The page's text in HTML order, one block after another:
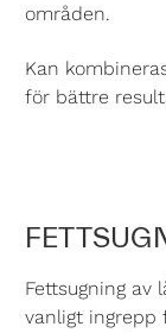
områden.
Kan
för bättre
Fettsugning av
vanligt ingrepp